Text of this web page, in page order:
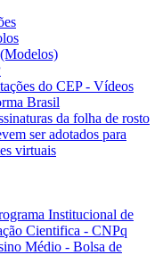
do CEP - Vídeos
Brasil
da folha de rosto
ser adotados para
virtuais
Institucional de
Cientifica - CNPq
Médio - Bolsa de